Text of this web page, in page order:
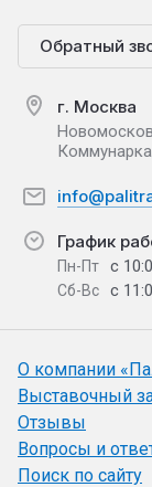
Обратный
г. Москва
График
Пн-Пт с
Сб-Вс с
О компании
Выставочный
Отзывы
Вопросы и
Поиск по сайту